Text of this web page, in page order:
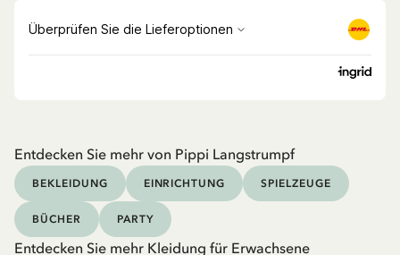
Entdecken Sie mehr von Pippi Langstrumpf
BEKLEIDUNG EINRICHTUNG SPIELZEUGE
BÜCHER PARTY
Entdecken Sie mehr Kleidung für Erwachsene